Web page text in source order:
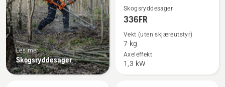
Les mer
Skogsryddesager
Se
flere
detaljer
om
336FR
Skogsryddesager
336FR
Vekt (uten skjæreutstyr)
7 kg
Axeleffekt
1,3 kW